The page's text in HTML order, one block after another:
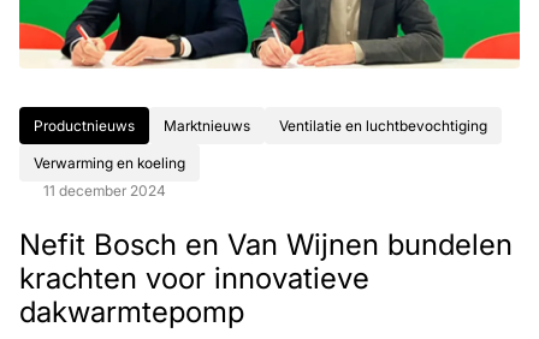
Productnieuws Marktnieuws Ventilatie en luchtbevochtiging
Verwarming en koeling
11 december 2024
Nefit Bosch en Van Wijnen bundelen
krachten voor innovatieve
dakwarmtepomp